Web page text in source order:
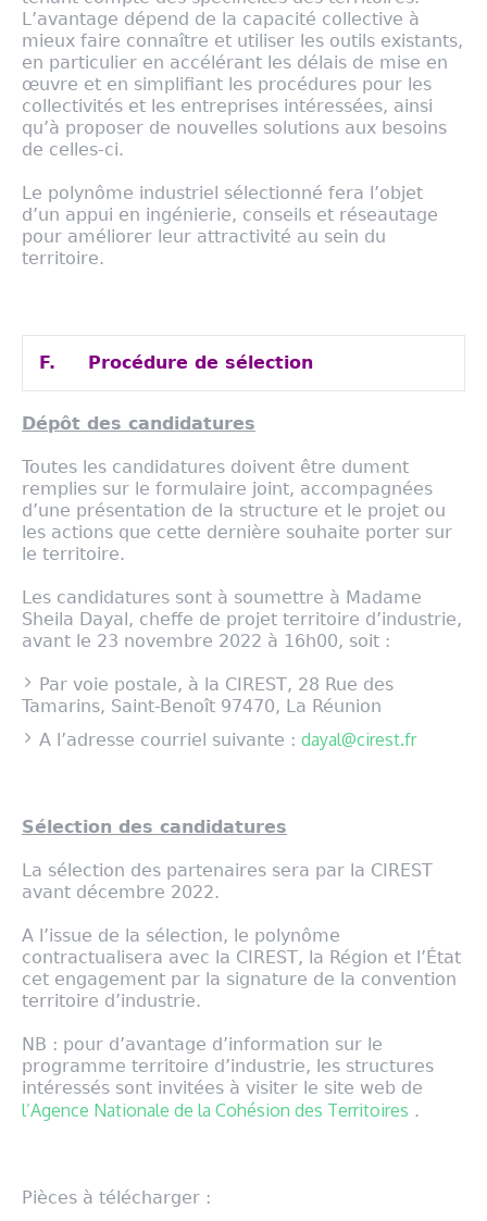
L’avantage dépend de la capacité collective à
mieux faire connaître et utiliser les outils existants,
en particulier en accélérant les délais de mise en
œuvre et en simplifiant les procédures pour les
collectivités et les entreprises intéressées, ainsi
qu’à proposer de nouvelles solutions aux besoins
de celles‐ci.
Le polynôme industriel sélectionné fera l’objet
d’un appui en ingénierie, conseils et réseautage
pour améliorer leur attractivité au sein du
territoire.
F. Procédure de sélection
Dépôt des candidatures
Toutes les candidatures doivent être dument
remplies sur le formulaire joint, accompagnées
d’une présentation de la structure et le projet ou
les actions que cette dernière souhaite porter sur
le territoire.
Les candidatures sont à soumettre à Madame
Sheila Dayal, cheffe de projet territoire d’industrie,
avant le 23 novembre 2022 à 16h00, soit :
Par voie postale, à la CIREST, 28 Rue des
Tamarins, Saint-Benoît 97470, La Réunion
A l’adresse courriel suivante : dayal@cirest.fr
Sélection des candidatures
La sélection des partenaires sera par la CIREST
avant décembre 2022.
A l’issue de la sélection, le polynôme
contractualisera avec la CIREST, la Région et l’État
cet engagement par la signature de la convention
territoire d’industrie.
NB : pour d’avantage d’information sur le
programme territoire d’industrie, les structures
intéressés sont invitées à visiter le site web de
l’Agence Nationale de la Cohésion des Territoires .
Pièces à télécharger :